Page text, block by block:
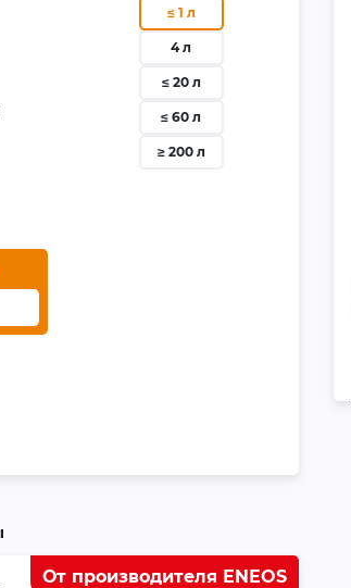
≤ 1 л
4 л
≤ 20 л
≤ 60 л
≥ 200 л
От производителя ENEOS